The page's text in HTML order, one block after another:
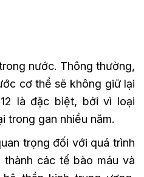
nước. Thông thường,
cơ thể sẽ không giữ lại
là đặc biệt, bởi vì loại
trong gan nhiều năm.
trọng đối với quá trình
các tế bào máu và